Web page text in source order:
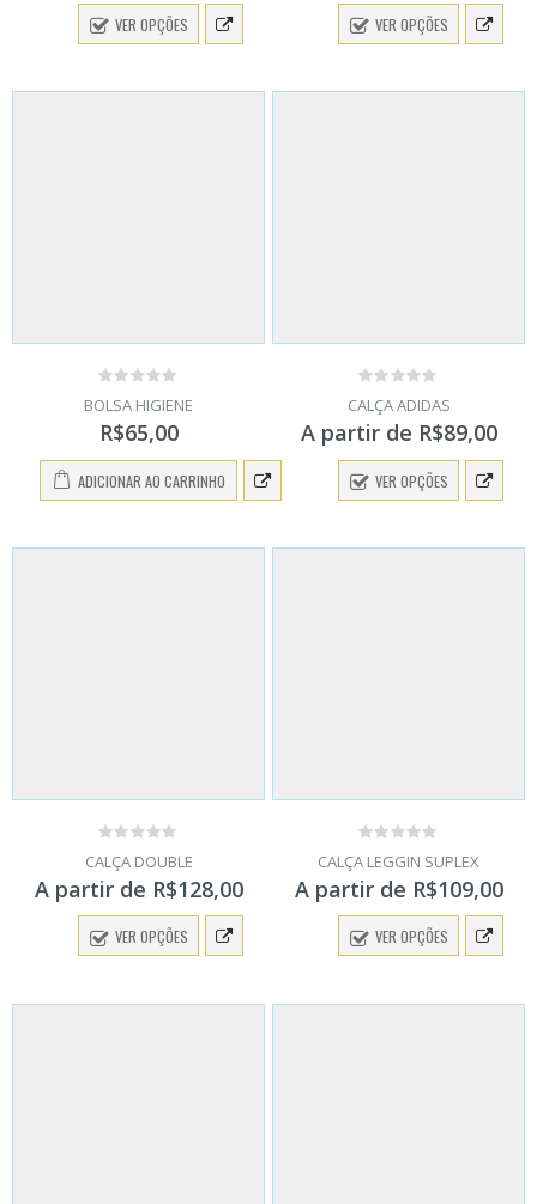
VER OPÇÕES VER OPÇÕES
0
out
of
5
BOLSA HIGIENE
R$65,00
ADICIONAR AO CARRINHO
0
out
of
5
CALÇA ADIDAS
A partir de R$89,00
VER OPÇÕES
0
out
of
5
CALÇA DOUBLE
A partir de R$128,00
VER OPÇÕES
0
out
of
5
CALÇA LEGGIN SUPLEX
A partir de R$109,00
VER OPÇÕES